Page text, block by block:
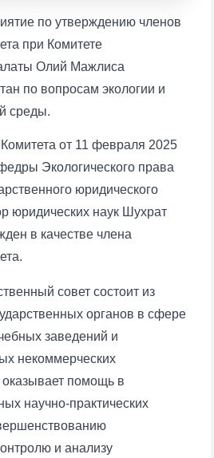
по утверждению членов
при Комитете
Олий Мажлиса
по вопросам экологии и
среды.
от 11 февраля 2025
Экологического права
юридического
юридических наук Шухрат
в качестве члена
совет состоит из
органов в сфере
заведений и
некоммерческих
помощь в
научно-практических
и анализу